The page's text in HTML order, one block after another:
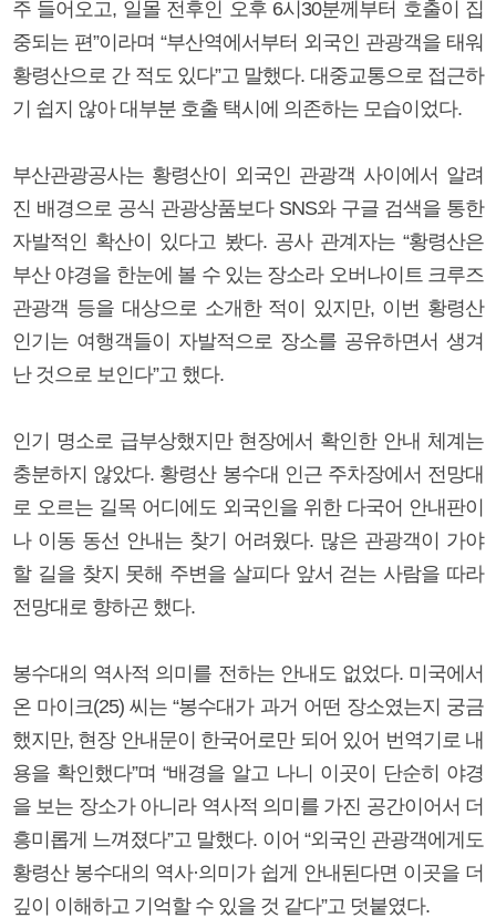
주 들어오고, 일몰 전후인 오후 6시30분께부터 호출이 집
중되는 편”이라며 “부산역에서부터 외국인 관광객을 태워
황령산으로 간 적도 있다”고 말했다. 대중교통으로 접근하
기 쉽지 않아 대부분 호출 택시에 의존하는 모습이었다.
부산관광공사는 황령산이 외국인 관광객 사이에서 알려
진 배경으로 공식 관광상품보다 SNS와 구글 검색을 통한
자발적인 확산이 있다고 봤다. 공사 관계자는 “황령산은
부산 야경을 한눈에 볼 수 있는 장소라 오버나이트 크루즈
관광객 등을 대상으로 소개한 적이 있지만, 이번 황령산
인기는 여행객들이 자발적으로 장소를 공유하면서 생겨
난 것으로 보인다”고 했다.
인기 명소로 급부상했지만 현장에서 확인한 안내 체계는
충분하지 않았다. 황령산 봉수대 인근 주차장에서 전망대
로 오르는 길목 어디에도 외국인을 위한 다국어 안내판이
나 이동 동선 안내는 찾기 어려웠다. 많은 관광객이 가야
할 길을 찾지 못해 주변을 살피다 앞서 걷는 사람을 따라
전망대로 향하곤 했다.
봉수대의 역사적 의미를 전하는 안내도 없었다. 미국에서
온 마이크(25) 씨는 “봉수대가 과거 어떤 장소였는지 궁금
했지만, 현장 안내문이 한국어로만 되어 있어 번역기로 내
용을 확인했다”며 “배경을 알고 나니 이곳이 단순히 야경
을 보는 장소가 아니라 역사적 의미를 가진 공간이어서 더
흥미롭게 느껴졌다”고 말했다. 이어 “외국인 관광객에게도
황령산 봉수대의 역사·의미가 쉽게 안내된다면 이곳을 더
깊이 이해하고 기억할 수 있을 것 같다”고 덧붙였다.